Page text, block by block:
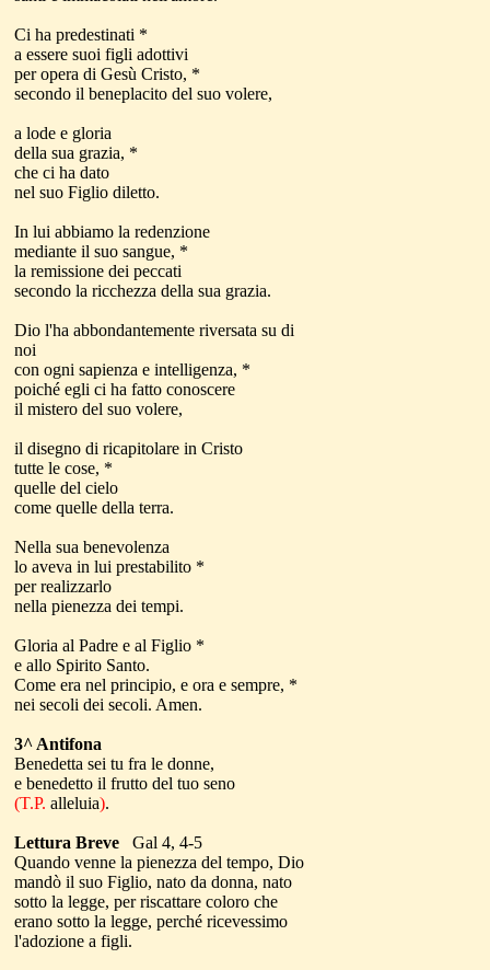
Ci ha predestinati *
a essere suoi figli adottivi
per opera di Gesù Cristo, *
secondo il beneplacito del suo volere,
a lode e gloria
della sua grazia, *
che ci ha dato
nel suo Figlio diletto.
In lui abbiamo la redenzione
mediante il suo sangue, *
la remissione dei peccati
secondo la ricchezza della sua grazia.
Dio l'ha abbondantemente riversata su di
noi
con ogni sapienza e intelligenza, *
poiché egli ci ha fatto conoscere
il mistero del suo volere,
il disegno di ricapitolare in Cristo
tutte le cose, *
quelle del cielo
come quelle della terra.
Nella sua benevolenza
lo aveva in lui prestabilito *
per realizzarlo
nella pienezza dei tempi.
Gloria al Padre e al Figlio *
e allo Spirito Santo.
Come era nel principio, e ora e sempre, *
nei secoli dei secoli. Amen.
3^ Antifona
Benedetta sei tu fra le donne,
e benedetto il frutto del tuo seno
(T.P. alleluia).
Lettura Breve
Gal 4, 4-5
Quando venne la pienezza del tempo, Dio
mandò il suo Figlio, nato da donna, nato
sotto la legge, per riscattare coloro che
erano sotto la legge, perché ricevessimo
l'adozione a figli.